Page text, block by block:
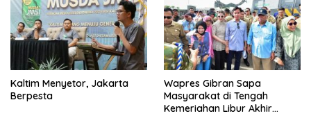
Kaltim Menyetor, Jakarta
Berpesta
Wapres Gibran Sapa
Masyarakat di Tengah
Kemeriahan Libur Akhir